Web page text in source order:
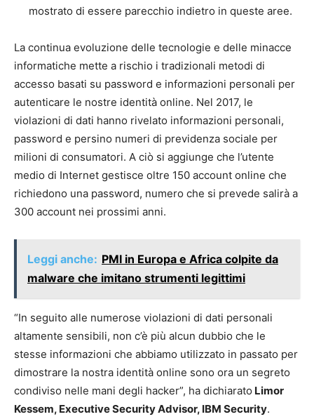
mostrato di essere parecchio indietro in queste aree.
La continua evoluzione delle tecnologie e delle minacce
informatiche mette a rischio i tradizionali metodi di
accesso basati su password e informazioni personali per
autenticare le nostre identità online. Nel 2017, le
violazioni di dati hanno rivelato informazioni personali,
password e persino numeri di previdenza sociale per
milioni di consumatori. A ciò si aggiunge che l’utente
medio di Internet gestisce oltre 150 account online che
richiedono una password, numero che si prevede salirà a
300 account nei prossimi anni.
Leggi anche: PMI in Europa e Africa colpite da
malware che imitano strumenti legittimi
“In seguito alle numerose violazioni di dati personali
altamente sensibili, non c’è più alcun dubbio che le
stesse informazioni che abbiamo utilizzato in passato per
dimostrare la nostra identità online sono ora un segreto
condiviso nelle mani degli hacker”, ha dichiarato Limor
Kessem, Executive Security Advisor, IBM Security.